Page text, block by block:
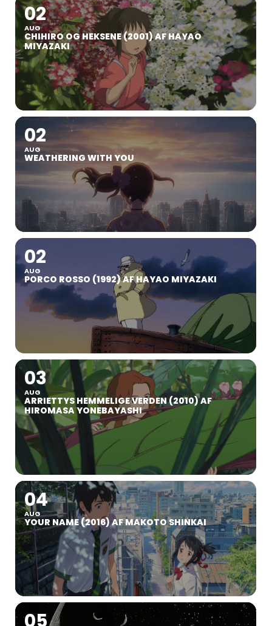
02
AUG
CHIHIRO OG HEKSENE (2001) AF HAYAO
MIYAZAKI
02
AUG
WEATHERING WITH YOU
02
AUG
PORCO ROSSO (1992) AF HAYAO MIYAZAKI
03
AUG
ARRIETTYS HEMMELIGE VERDEN (2010) AF
HIROMASA YONEBAYASHI
04
AUG
YOUR NAME (2016) AF MAKOTO SHINKAI